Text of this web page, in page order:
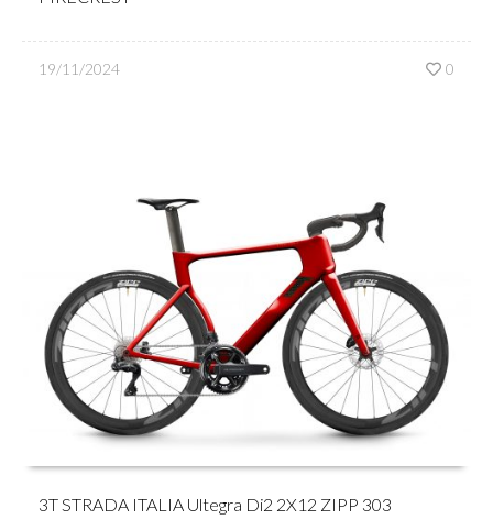
19/11/2024 0
3T STRADA ITALIA Ultegra Di2 2X12 ZIPP 303